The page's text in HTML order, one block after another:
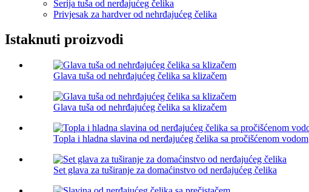
Serija tuša od nerđajućeg čelika
Privjesak za hardver od nehrđajućeg čelika
Istaknuti proizvodi
Glava tuša od nehrđajućeg čelika sa klizačem
Glava tuša od nehrđajućeg čelika sa klizačem
Topla i hladna slavina od nerđajućeg čelika sa pročišćenom vodom
Set glava za tuširanje za domaćinstvo od nerđajućeg čelika